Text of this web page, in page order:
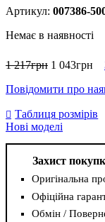
007386-
Немає в наявності
1 217грн 1 043грн
Повідомити про
Таблиця розмірів
Нові моделі
Захист
Оригінальна
Офіційна
Обмін /